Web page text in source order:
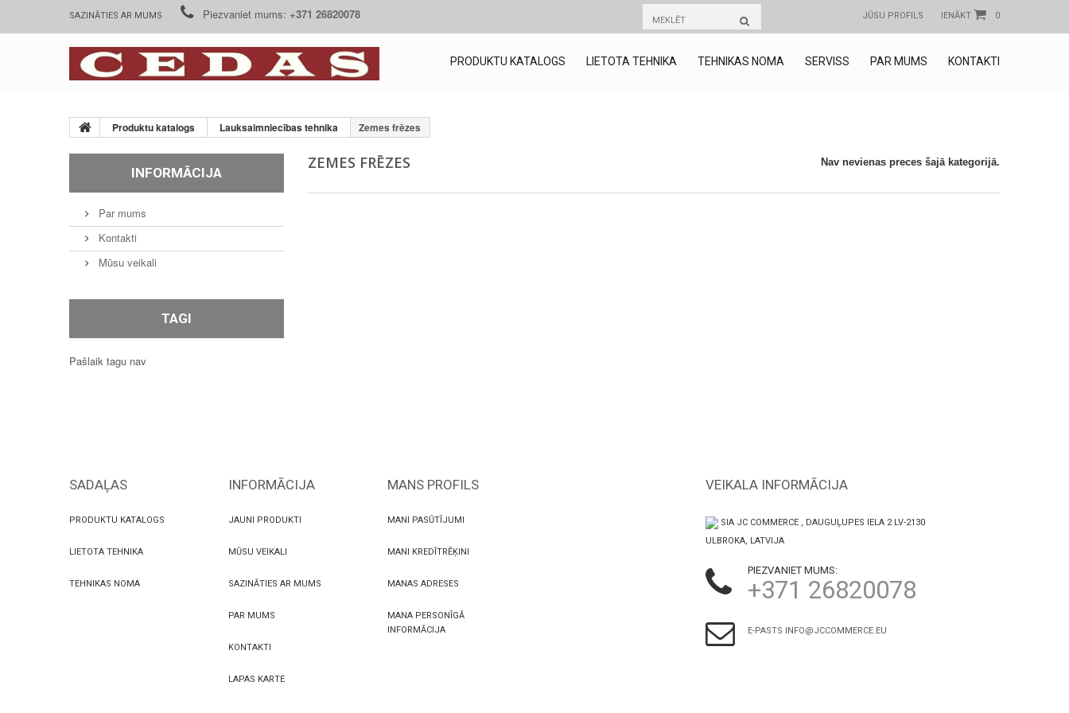
SAZINĀTIES AR MUMS Piezvaniet mums: +371 26820078 0
IENĀKT
JŪSU PROFILS
PRODUKTU KATALOGS LIETOTA TEHNIKA TEHNIKAS NOMA SERVISS PAR MUMS KONTAKTI
Produktu katalogs Lauksaimniecības tehnika Zemes frēzes
INFORMĀCIJA
Par mums
Kontakti
Mūsu veikali
TAGI
Pašlaik tagu nav
ZEMES FRĒZES Nav nevienas preces šajā kategorijā.
SADAĻAS
PRODUKTU KATALOGS
LIETOTA TEHNIKA
TEHNIKAS NOMA
INFORMĀCIJA
JAUNI PRODUKTI
MŪSU VEIKALI
SAZINĀTIES AR MUMS
PAR MUMS
KONTAKTI
LAPAS KARTE
MANS PROFILS
MANI PASŪTĪJUMI
MANI KREDĪTRĒĶINI
MANAS ADRESES
MANA PERSONĪGĀ
INFORMĀCIJA
VEIKALA INFORMĀCIJA
SIA JC COMMERCE , DAUGUĻUPES IELA 2 LV-2130
ULBROKA, LATVIJA
PIEZVANIET MUMS:
+371 26820078
E-PASTS INFO@JCCOMMERCE.EU